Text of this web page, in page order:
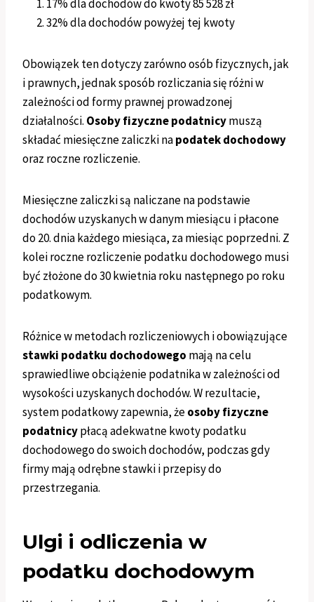
17% dla dochodów do kwoty 85 528 zł
32% dla dochodów powyżej tej kwoty
Obowiązek ten dotyczy zarówno osób fizycznych, jak
i prawnych, jednak sposób rozliczania się różni w
zależności od formy prawnej prowadzonej
działalności. Osoby fizyczne podatnicymuszą
składać miesięczne zaliczki napodatek dochodowy
oraz roczne rozliczenie.
Miesięczne zaliczki są naliczane na podstawie
dochodów uzyskanych w danym miesiącu i płacone
do 20. dnia każdego miesiąca, za miesiąc poprzedni. Z
kolei roczne rozliczenie podatku dochodowego musi
być złożone do 30 kwietnia roku następnego po roku
podatkowym.
Różnice w metodach rozliczeniowych i obowiązujące
stawki podatku dochodowego mają na celu
sprawiedliwe obciążenie podatnika w zależności od
wysokości uzyskanych dochodów. W rezultacie,
system podatkowy zapewnia, żeosoby fizyczne
podatnicypłacą adekwatne kwoty podatku
dochodowego do swoich dochodów, podczas gdy
firmy mają odrębne stawki i przepisy do
przestrzegania.
Ulgi i odliczenia w
podatku dochodowym